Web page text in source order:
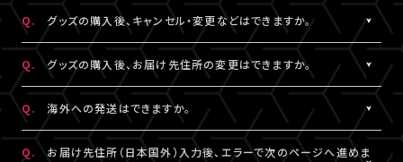
A.
「決済完了のお知らせ」メール、または「マイページ」内「グッズ購入
情報」よりご確認いただけます。
Q. グッズの購入後、キャンセル・変更などはできますか。
A.
お客様都合による商品購入後の注文内容の変更・キャンセル・返
品・交換は一切お受けできません。
また、一度決済を完了された決済手段を変更することもできません
のでご注意ください。
Q. グッズの購入後、お届け先住所の変更はできますか。
A.
購入後、「マイページ」内「グッズ購入情報」にて、配送状況が「出荷
準備前」の場合に変更が可能です。
※発送先が日本国外の場合、購入後の住所変更はできません。予
Q. 海外への発送はできますか。
A.
公演・グッズにより異なります。グッズ商品詳細ページなどでご確
Q.
お届け先住所（日本国外）入力後、エラーで次のページへ進めま